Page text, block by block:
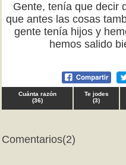
Gente, tenía que decir
que antes las cosas
gente tenía hijos y
hemos salido
Cuánta razón
(36)
Te jodes
(3)
Comentarios(2)